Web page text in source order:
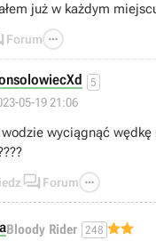
Isabella. Próbowałem już w
Forum 
5
05-19 21:06
wyciągnąć wędkę
 Forum 
Bloody Rider 248